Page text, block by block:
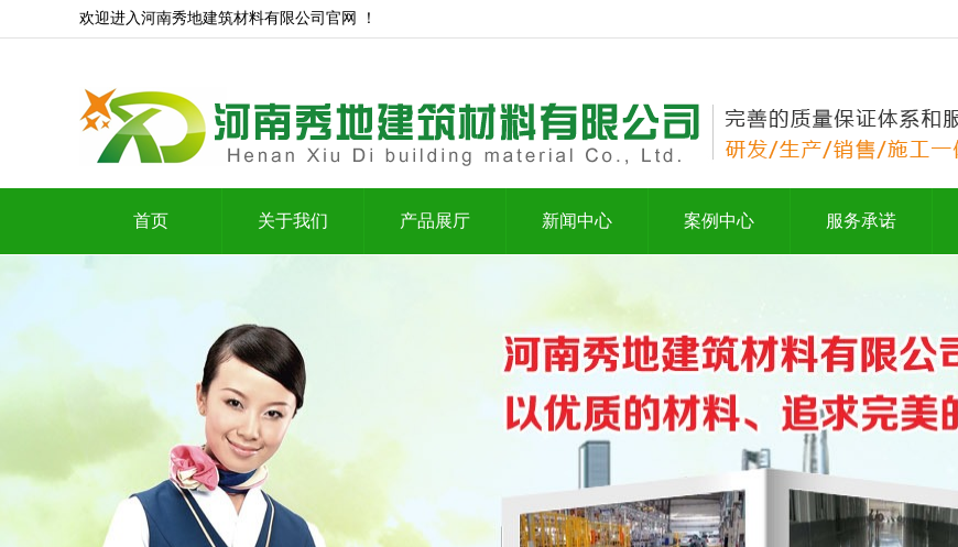
欢迎进入河南秀地建筑材料有限公司官网 ！
首页 关于我们 产品展厅 新闻中心 案例中心 服务承诺